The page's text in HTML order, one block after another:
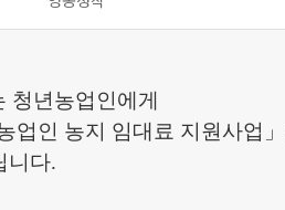
청년농업인에게
업인 농지 임대료 지원사업 」
니다.